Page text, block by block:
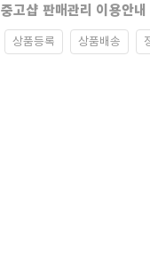
중고샵 판매관리 이용안내
상품등록 상품배송